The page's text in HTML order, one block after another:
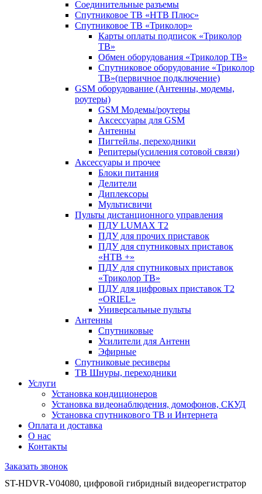
Соединительные разъемы
Спутниковое ТВ «НТВ Плюс»
Спутниковое ТВ «Триколор»
Карты оплаты подписок «Триколор
ТВ»
Обмен оборудования «Триколор ТВ»
Спутниковое оборудование «Триколор
ТВ»(первичное подключение)
GSM оборудование (Антенны, модемы,
роутеры)
GSM Модемы/роутеры
Аксессуары для GSM
Антенны
Пигтейлы, переходники
Репитеры(усиления сотовой связи)
Аксессуары и прочее
Блоки питания
Делители
Диплексоры
Мультисвичи
Пульты дистанционного управления
ПДУ LUMAX Т2
ПДУ для прочих приставок
ПДУ для спутниковых приставок
«НТВ +»
ПДУ для спутниковых приставок
«Триколор ТВ»
ПДУ для цифровых приставок Т2
«ORIEL»
Универсальные пульты
Антенны
Спутниковые
Усилители для Антенн
Эфирные
Спутниковые ресиверы
ТВ Шнуры, переходники
Услуги
Установка кондиционеров
Установка видеонаблюдения, домофонов, СКУД
Установка спутникового ТВ и Интернета
Оплата и доставка
О нас
Контакты
Заказать звонок
ST-HDVR-V04080, цифровой гибридный видеорегистратор